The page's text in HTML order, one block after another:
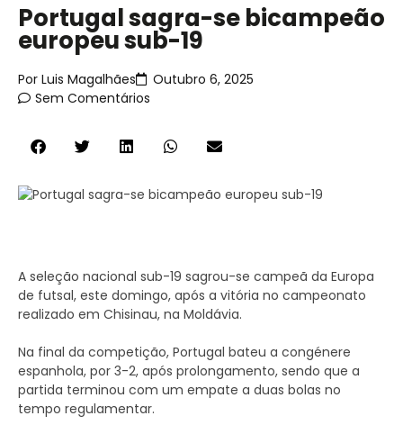
Portugal sagra-se bicampeão
europeu sub-19
Por Luis Magalhães
Outubro 6, 2025
Sem Comentários
A seleção nacional sub-19 sagrou-se campeã da Europa
de futsal, este domingo, após a vitória no campeonato
realizado em Chisinau, na Moldávia.
Na final da competição, Portugal bateu a congénere
espanhola, por 3-2, após prolongamento, sendo que a
partida terminou com um empate a duas bolas no
tempo regulamentar.